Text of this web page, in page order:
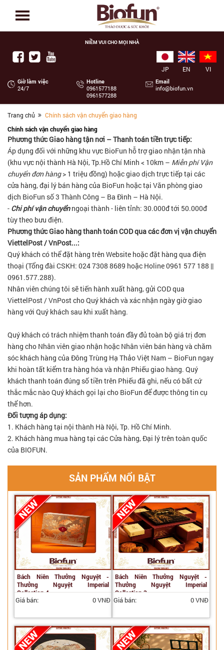
NIỀM VUI CHO MỌI NHÀ
VI
EN
JP
Giờ làm việc
24/7
Hotline
‭0961577188
0961577288
Email
info@biofun.vn
Trang chủ
Chính sách vận chuyển giao hàng
Chính sách vận chuyển giao hàng
Phương thức Giao hàng tận nơi – Thanh toán tiền trực tiếp:
Áp dụng đối với những khu vực BioFun hỗ trợ giao nhận tận nhà
(khu vực nội thành Hà Nội, Tp.Hồ Chí Minh < 10km – Miễn phí Vận
chuyển đơn hàng> 1 triệu đồng) hoặc giao dịch trực tiếp tại các
cửa hàng, đại lý bán hàng của BioFun hoặc tại Văn phòng giao
dịch BioFun số 3 Thành Công – Ba Đình – Hà Nội.
- Chi phí vận chuyểnngoại thành - liên tỉnh: 30.000đ tới 50.000đ
tùy theo bưu điện.
Phương thức Giao hàng thanh toán COD qua các đơn vị vận chuyển
ViettelPost / VnPost...:
Quý khách có thể đặt hàng trên Website hoặc đặt hàng qua điện
thoại (Tổng đài CSKH: 024 7308 8689 hoặc Holine 0961 577 188 ||
0961.577.288).
Nhân viên chúng tôi sẽ tiến hành xuất hàng, gửi COD qua
ViettelPost / VnPost cho Quý khách và xác nhận ngày giờ giao
hàng với Quý khách sau khi xuất hàng.
Quý khách có trách nhiệm thanh toán đầy đủ toàn bộ giá trị đơn
hàng cho Nhân viên giao nhận hoặc Nhân viên bán hàng và chăm
sóc khách hàng của Đông Trùng Hạ Thảo Việt Nam – BioFun ngay
khi hoàn tất kiểm tra hàng hóa và nhận Phiếu giao hàng. Quý
khách thanh toán đúng số tiền trên Phiếu đã ghi, nếu có bất cứ
thắc mắc nào Quý khách gọi lại cho BioFun để được thông tin cụ
thể hơn.
Đối tượng áp dụng:
1. Khách hàng tại nội thành Hà Nội, Tp. Hồ Chí Minh.
2. Khách hàng mua hàng tại các Cửa hàng, Đại lý trên toàn quốc
của BIOFUN.
SẢN PHẨM NỔI BẬT
Bách Niên Thưởng Nguyệt -
Thưởng Nguyệt Imperial
Collection 4
Giá bán: 0 VNĐ
Bách Niên Thưởng Nguyệt -
Thưởng Nguyệt Imperial
Collection 3
Giá bán: 0 VNĐ